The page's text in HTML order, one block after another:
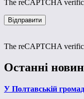
The reCAPTCHA
The reCAPTCHA
Останні
У Полтавській